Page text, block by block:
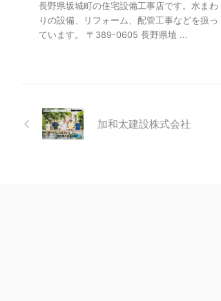
長野県坂城町の住宅設備工事店です。水まわ
りの設備、リフォーム、配管工事などを扱っ
ています。 〒389-0605 長野県埴 ...
加和太建設株式会社